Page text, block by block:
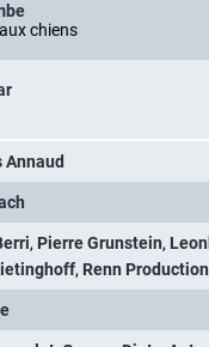
chiens
, Pierre Grunstein,
, Renn